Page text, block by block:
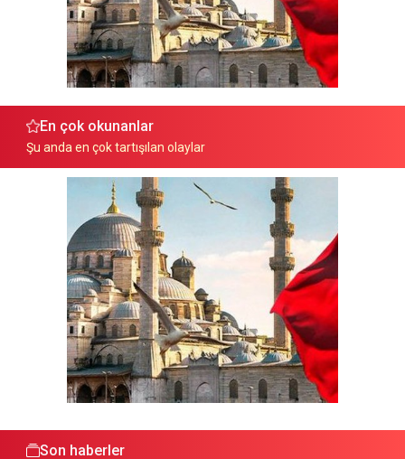
En çok okunanlar
Şu anda en çok tartışılan olaylar
Son haberler